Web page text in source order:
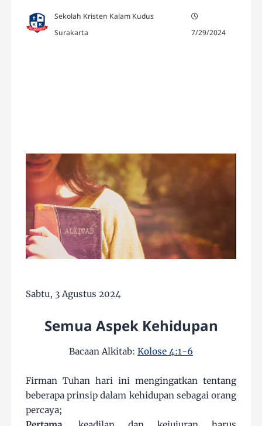
Sekolah Kristen Kalam Kudus
Surakarta
7/29/2024
Sabtu, 3 Agustus 2024
Semua Aspek Kehidupan
Bacaan Alkitab: Kolose 4:1-6
Firman Tuhan hari ini mengingatkan tentang
beberapa prinsip dalam kehidupan sebagai orang
percaya;